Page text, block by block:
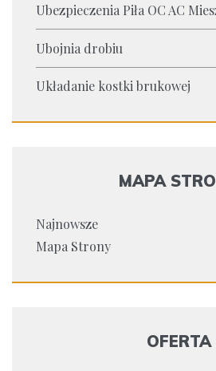
Ubezpieczenia Piła OC AC
Ubojnia drobiu
Układanie kostki brukowej
MAPA
Najnowsze
Mapa Strony
OFERTA